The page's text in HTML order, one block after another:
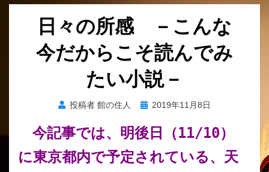
日々の所感 －こんな
今だからこそ読んでみ
たい小説－
投稿者 館の住人
投
日:
2019年11月8日
今記事では、明後日（11/10）
に東京都内で予定されている、天